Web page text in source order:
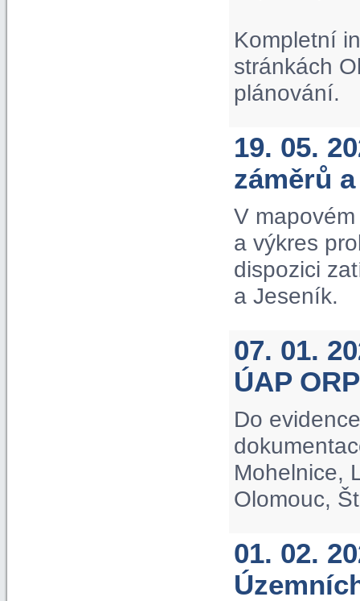
Kompletní
stránkách
plánování.
19. 05.
záměrů
V
a výkres
dispozici
a Jeseník.
07. 01.
ÚAP ORP
Do
Mohelnice,
Olomouc,
01. 02.